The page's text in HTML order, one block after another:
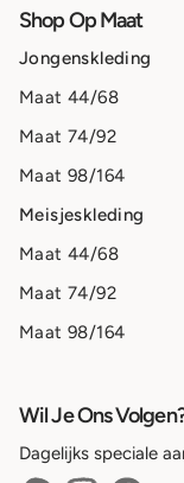
Shop Op Maat
Jongenskleding
Maat 44/68
Maat 74/92
Maat 98/164
Meisjeskleding
Maat 44/68
Maat 74/92
Maat 98/164
Wil Je Ons
Dagelijks speciale